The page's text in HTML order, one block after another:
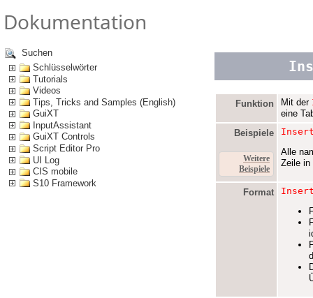
Dokumentation
Suchen
Schlüsselwörter
Tutorials
Videos
Tips, Tricks and Samples (English)
GuiXT
InputAssistant
GuiXT Controls
Script Editor Pro
UI Log
CIS mobile
S10 Framework
Funktion Mit der
eine
Beispiele
Weitere
Beispiele
Alle
Zeile in
Format